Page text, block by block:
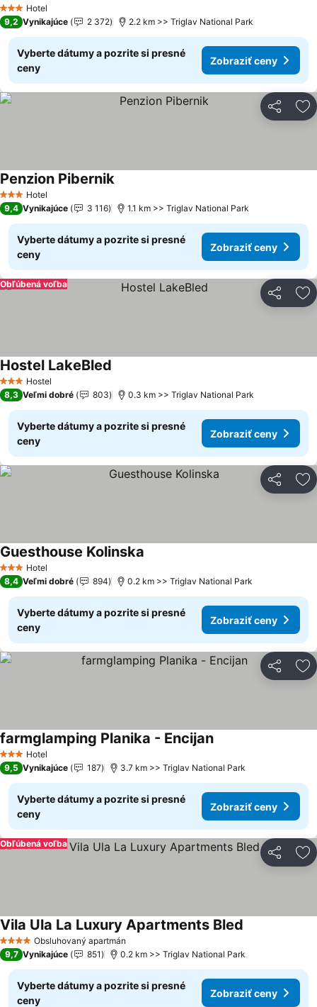
3 Počet hviezdičiek
Hotel
9,2 Vynikajúce 2 372 2.2 km >> Triglav National Park
Vyberte dátumy a pozrite si presné
ceny
Zobraziť ceny
Zdieľať
3 Počet hviezdičiek
Hotel
Penzion Pibernik
9,4 Vynikajúce 3 116 1.1 km >> Triglav National Park
Vyberte dátumy a pozrite si presné
ceny
Zobraziť ceny
Zdieľať
Obľúbená voľba
3 Počet hviezdičiek
Hostel
Hostel LakeBled
8,3 Veľmi dobré 803 0.3 km >> Triglav National Park
Vyberte dátumy a pozrite si presné
ceny
Zobraziť ceny
Zdieľať
3 Počet hviezdičiek
Hotel
Guesthouse Kolinska
8,4 Veľmi dobré 894 0.2 km >> Triglav National Park
Vyberte dátumy a pozrite si presné
ceny
Zobraziť ceny
Zdieľať
3 Počet hviezdičiek
Hotel
farmglamping Planika - Encijan
9,5 Vynikajúce 187 3.7 km >> Triglav National Park
Vyberte dátumy a pozrite si presné
ceny
Zobraziť ceny
Zdieľať
Obľúbená voľba
4 Počet hviezdičiek
Obsluhovaný apartmán
Vila Ula La Luxury Apartments Bled
9,7 Vynikajúce 851 0.2 km >> Triglav National Park
Vyberte dátumy a pozrite si presné
ceny
Zobraziť ceny